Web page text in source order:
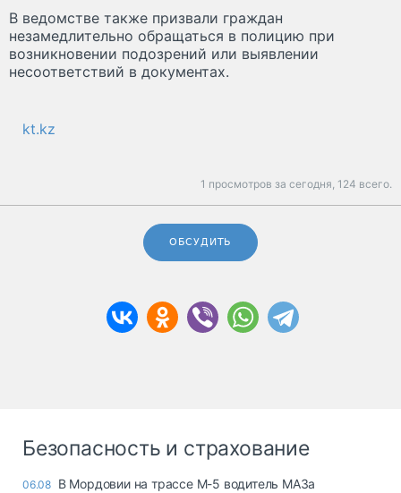
В ведомстве также призвали граждан
незамедлительно обращаться в полицию при
возникновении подозрений или выявлении
несоответствий в документах.
kt.kz
1 просмотров за сегодня, 124 всего.
ОБСУДИТЬ
Безопасность и страхование
06.08 В Мордовии на трассе М-5 водитель МАЗа